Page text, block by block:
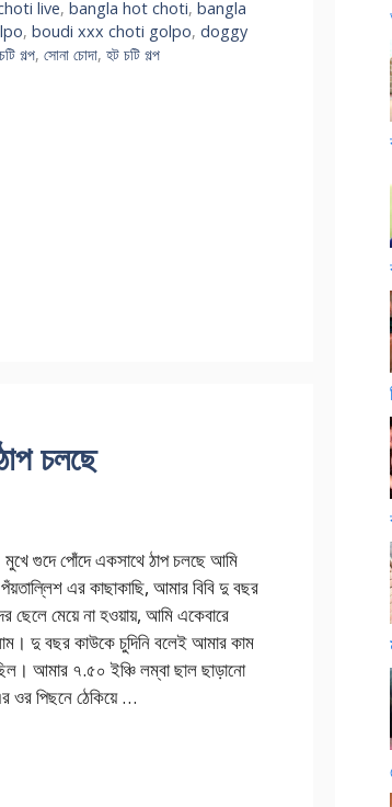
live, bangla hot choti, bangla
, boudi xxx choti golpo, doggy
গল্প, সোনা চোদা, হট চটি গল্প
চলছে
গুদে পোঁদে একসাথে ঠাপ চলছে আমি
এর কাছাকাছি, আমার বিবি দু বছর
ছেলে মেয়ে না হওয়ায়, আমি একেবারে
দু বছর কাউকে চুদিনি বলেই আমার কাম
আমার ৭.৫০ ইঞ্চি লম্বা ছাল ছাড়ানো
ওর পিছনে ঠেকিয়ে …